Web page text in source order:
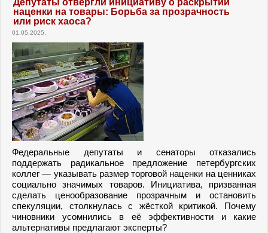
Депутаты отвергли инициативу о раскрытии
наценки на товары: Борьба за прозрачность
или риск хаоса?
01.05.2025.
Федеральные депутаты и сенаторы отказались
поддержать радикальное предложение петербургских
коллег — указывать размер торговой наценки на ценниках
социально значимых товаров. Инициатива, призванная
сделать ценообразование прозрачным и остановить
спекуляции, столкнулась с жёсткой критикой. Почему
чиновники усомнились в её эффективности и какие
альтернативы предлагают эксперты?